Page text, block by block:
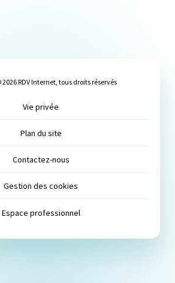
RDV Internet, tous droits réservés
Vie privée
Plan du site
Contactez-nous
Gestion des cookies
Espace professionnel